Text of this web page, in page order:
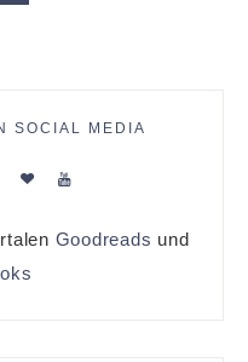
SOCIAL MEDIA
Goodreads und